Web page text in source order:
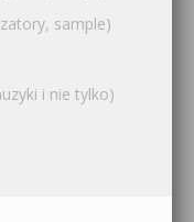
sample)
i nie tylko)